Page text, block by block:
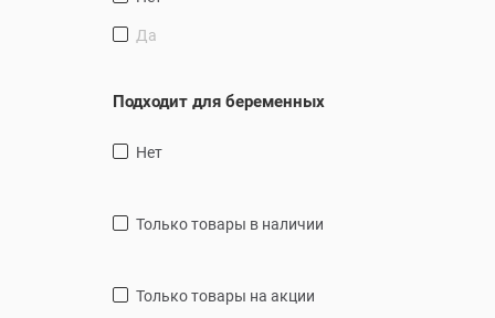
Да
Подходит для беременных
Нет
только товары в наличии
только товары на акции